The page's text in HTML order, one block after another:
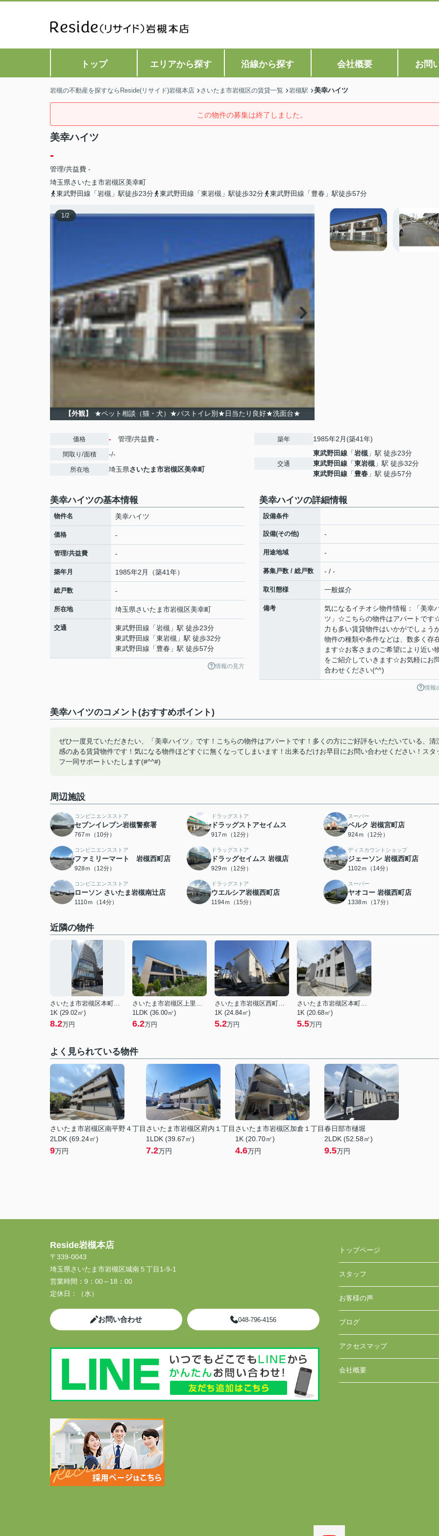
トップ エリアから探す 沿線から探す 会社概要 お問
岩槻の不動産を探すならReside(リサイド)岩槻本店 さいたま市岩槻区の賃貸一覧 岩槻駅 美幸ハイツ
この物件の募集は終了しました。
美幸ハイツ
-
管理/共益費 -
埼玉県さいたま市岩槻区美幸町
東武野田線「岩槻」駅徒歩23分
東武野田線「東岩槻」駅徒歩32分 東武野田線「豊春」駅徒歩57分
1/2
【外観】 ★ペット相談（猫・犬）★バストイレ別★日当たり良好★洗面台★
価格 - 管理/共益費 -
間取り/面積 -/-
所在地 埼玉県さいたま市岩槻区美幸町
築年 1985年2月(築41年)
交通
東武野田線 「岩槻 」駅 徒歩23分
東武野田線 「東岩槻 」駅 徒歩32分
東武野田線 「豊春 」駅 徒歩57分
美幸ハイツの基本情報
物件名 美幸ハイツ
価格 -
管理/共益費 -
築年月 1985年2月（築41年）
総戸数 -
所在地 埼玉県さいたま市岩槻区美幸町
交通 東武野田線 「岩槻 」駅 徒歩23分
東武野田線 「東岩槻 」駅 徒歩32分
東武野田線 「豊春 」駅 徒歩57分
情報の見方
美幸ハイツの詳細情報
設備条件
設備(その他) -
用途地域 -
募集戸数 / 総戸数 - / -
取引態様 一般媒介
備考
気になるイチオシ物件情報：「美幸
ツ」☆こちらの物件はアパートです
力も多い賃貸物件はいかがでしょう
物件の種類や条件などは、数多く存
ます☆お客さまのご希望により近い
をご紹介していきます☆お気軽にお
合わせください(^^)
情報
美幸ハイツのコメント(おすすめポイント)
ぜひ一度見ていただきたい、「美幸ハイツ」です！こちらの物件はアパートです！多くの方にご好評をいただいている、清
感のある賃貸物件です！気になる物件ほどすぐに無くなってしまいます！出来るだけお早目にお問い合わせください！スタ
フ一同サポートいたします(#^^#)
周辺施設
コンビニエンスストア
セブンイレブン岩槻警察署
767ｍ（10分）
ドラッグストア
ドラッグストアセイムス
917ｍ（12分）
スーパー
ベルク 岩槻宮町店
924ｍ（12分）
コンビニエンスストア
ファミリーマート 岩槻西町店
928ｍ（12分）
ドラッグストア
ドラッグセイムス 岩槻店
929ｍ（12分）
ディスカウントショップ
ジェーソン 岩槻西町店
1102ｍ（14分）
コンビニエンスストア
ローソン さいたま岩槻南辻店
1110ｍ（14分）
ドラッグストア
ウエルシア岩槻西町店
1194ｍ（15分）
スーパー
ヤオコー 岩槻西町店
1338ｍ（17分）
近隣の物件
さいたま市岩槻区本町１丁目
1K (29.02㎡)
8.2万円
さいたま市岩槻区上里１丁目
1LDK (36.00㎡)
6.2万円
さいたま市岩槻区西町５丁目
1K (24.84㎡)
5.2万円
さいたま市岩槻区本町３丁目
1K (20.68㎡)
5.5万円
よく見られている物件
さいたま市岩槻区南平野４丁目
2LDK (69.24㎡)
9万円
さいたま市岩槻区府内１丁目
1LDK (39.67㎡)
7.2万円
さいたま市岩槻区加倉１丁目
1K (20.70㎡)
4.6万円
春日部市樋堀
2LDK (52.58㎡)
9.5万円
Reside岩槻本店
〒339-0043
埼玉県さいたま市岩槻区城南５丁目1-9-1
営業時間： 9：00～18：00
定休日：
（水）
お問い合わせ 048-796-4156
トップページ
スタッフ
お客様の声
ブログ
アクセスマップ
会社概要